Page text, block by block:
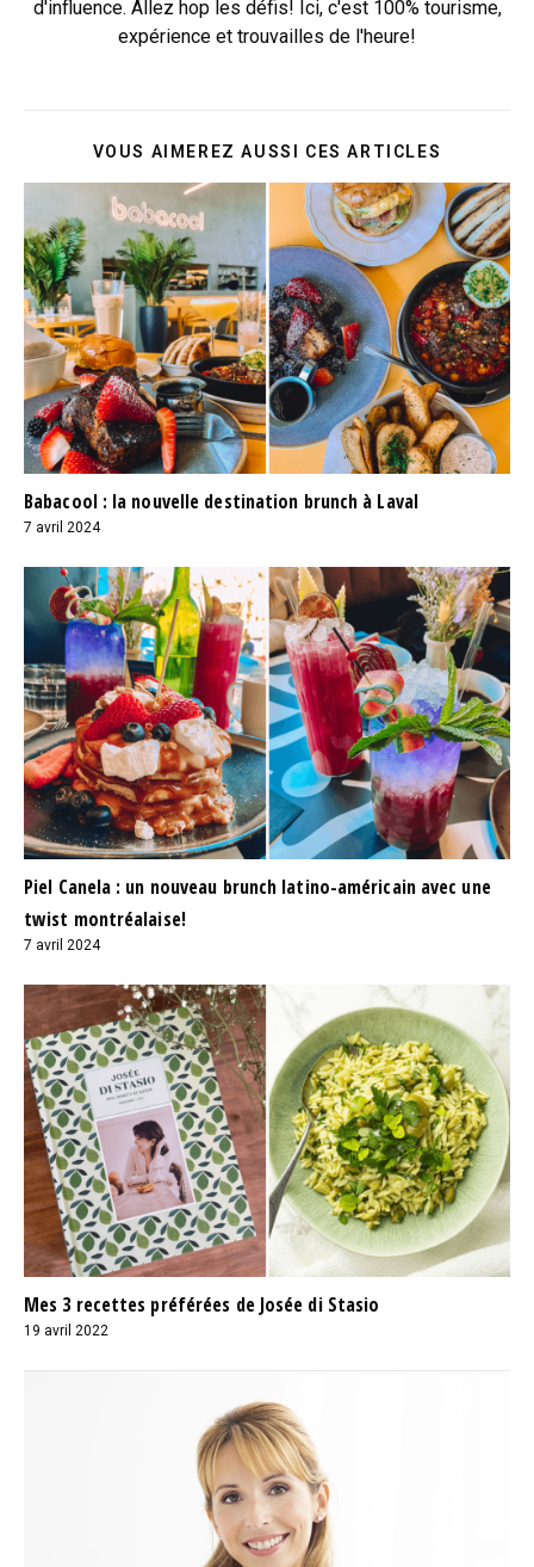
d'influence. Allez hop les défis! Ici, c'est 100% tourisme,
expérience et trouvailles de l'heure!
VOUS AIMEREZ AUSSI CES ARTICLES
Babacool : la nouvelle destination brunch à Laval
7 avril 2024
Piel Canela : un nouveau brunch latino-américain avec une
twist montréalaise!
7 avril 2024
Mes 3 recettes préférées de Josée di Stasio
19 avril 2022